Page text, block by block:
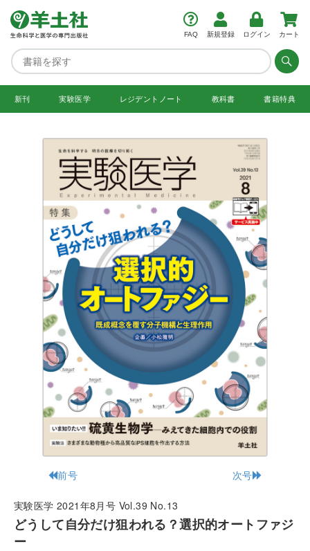
FAQ 新規登録 ログイン カート
新刊 実験医学 レジデント ノート 教科書 書籍特典
前号 次号
実験医学 2021年8月号 Vol.39 No.13
どうして自分だけ狙われる？選択的オートファジ
ー